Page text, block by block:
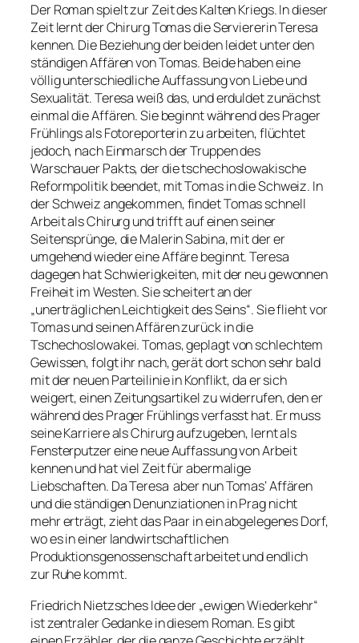
Der Roman spielt zur Zeit des Kalten Kriegs. In dieser
Zeit lernt der Chirurg Tomas die Serviererin Teresa
kennen. Die Beziehung der beiden leidet unter den
ständigen Affären von Tomas. Beide haben eine
völlig unterschiedliche Auffassung von Liebe und
Sexualität. Teresa weiß das, und erduldet zunächst
einmal die Affären. Sie beginnt während des Prager
Frühlings als Fotoreporterin zu arbeiten, flüchtet
jedoch, nach Einmarsch der Truppen des
Warschauer Pakts, der die tschechoslowakische
Reformpolitik beendet, mit Tomas in die Schweiz. In
der Schweiz angekommen, findet Tomas schnell
Arbeit als Chirurg und trifft auf einen seiner
Seitensprünge, die Malerin Sabina, mit der er
umgehend wieder eine Affäre beginnt. Teresa
dagegen hat Schwierigkeiten, mit der neu gewonnen
Freiheit im Westen. Sie scheitert an der
„unerträglichen Leichtigkeit des Seins“. Sie flieht vor
Tomas und seinen Affären zurück in die
Tschechoslowakei. Tomas, geplagt von schlechtem
Gewissen, folgt ihr nach, gerät dort schon sehr bald
mit der neuen Parteilinie in Konflikt, da er sich
weigert, einen Zeitungsartikel zu widerrufen, den er
während des Prager Frühlings verfasst hat. Er muss
seine Karriere als Chirurg aufzugeben, lernt als
Fensterputzer eine neue Auffassung von Arbeit
kennen und hat viel Zeit für abermalige
Liebschaften. Da Teresa aber nun Tomas‘ Affären
und die ständigen Denunziationen in Prag nicht
mehr erträgt, zieht das Paar in ein abgelegenes Dorf,
wo es in einer landwirtschaftlichen
Produktionsgenossenschaft arbeitet und endlich
zur Ruhe kommt.
Friedrich Nietzsches Idee der „ewigen Wiederkehr“
ist zentraler Gedanke in diesem Roman. Es gibt